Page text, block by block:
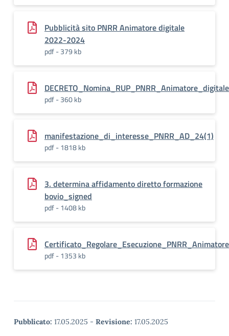
Pubblicità sito PNRR Animatore digitale
2022-2024
pdf - 379 kb
pdf - 360 kb
manifestazione_di_interesse_PNRR_AD_24(1)
pdf - 1818 kb
3. determina affidamento diretto formazione
bovio_signed
pdf - 1408 kb
pdf - 1353 kb
Pubblicato: 17.05.2025 - Revisione: 17.05.2025